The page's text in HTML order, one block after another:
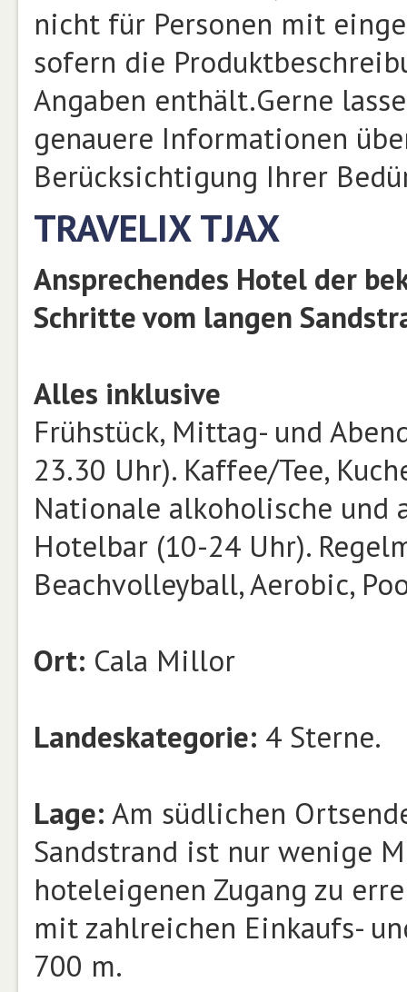
nicht für Personen mit
sofern die
Angaben enthält.Gerne
genauere Informationen
Berücksichtigung Ihrer
TRAVELIX TJAX
Ansprechendes Hotel der
Schritte vom langen
Alles inklusive
Frühstück, Mittag- und
23.30 Uhr). Kaffee/Tee,
Nationale alkoholische und
Hotelbar (10-24 Uhr).
Beachvolleyball, Aerobic,
Ort: Cala Millor
Landeskategorie: 4 Sterne.
Lage: Am südlichen
Sandstrand ist nur wenige
hoteleigenen Zugang zu
mit zahlreichen Einkaufs-
700 m.